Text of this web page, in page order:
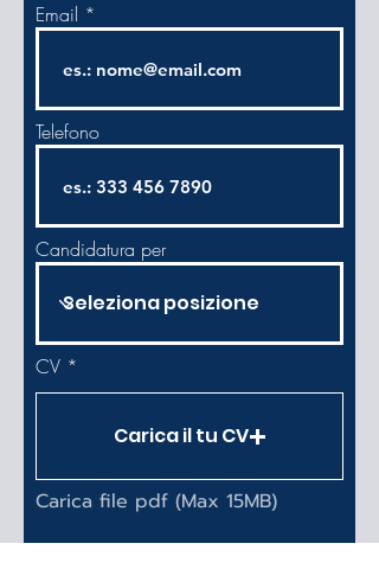
Email
Telefono
Candidatura per
CV
Carica il tu CV
Carica file pdf (Max 15MB)